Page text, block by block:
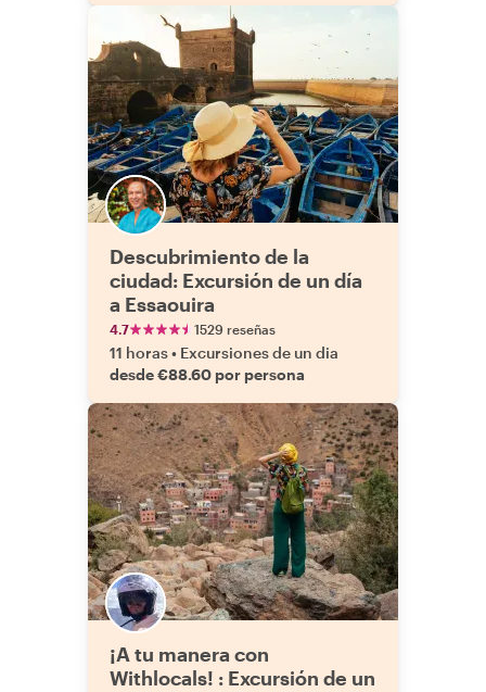
Descubrimiento de la
ciudad: Excursión de un día
a Essaouira
4.7 1529 reseñas
11 horas• Excursiones de un dia
desde €88.60 por persona
¡A tu manera con
Withlocals! : Excursión de un